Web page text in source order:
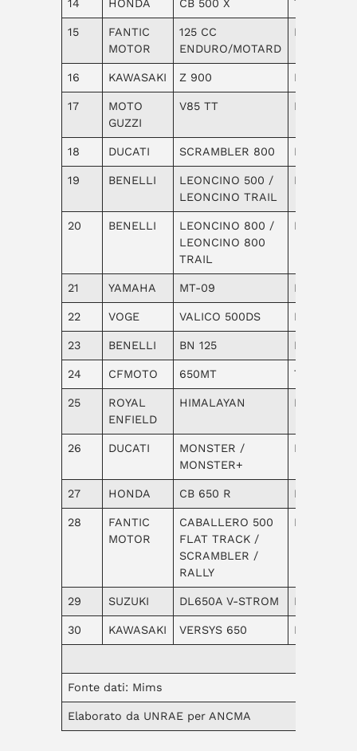
14 HONDA CB 500 X Turismo
15
FANTIC
MOTOR
125 CC
ENDURO/MOTARD
Enduro
16 KAWASAKI Z 900 Naked
17
MOTO
GUZZI
V85 TT Enduro
18 DUCATI SCRAMBLER 800 Naked
19 BENELLI
LEONCINO 500 /
LEONCINO TRAIL
Naked
20 BENELLI
LEONCINO 800 /
LEONCINO 800
TRAIL
Naked
21 YAMAHA MT-09 Naked
22 VOGE VALICO 500DS Enduro
23 BENELLI BN 125 Naked
24 CFMOTO 650MT Turismo
25
ROYAL
ENFIELD
HIMALAYAN Enduro
26 DUCATI
MONSTER /
MONSTER+
Naked
27 HONDA CB 650 R Naked
28
FANTIC
MOTOR
CABALLERO 500
FLAT TRACK /
SCRAMBLER /
RALLY
Naked
29 SUZUKI DL650A V-STROM Enduro
30 KAWASAKI VERSYS 650 Enduro
Fonte dati: Mims
Elaborato da UNRAE per ANCMA